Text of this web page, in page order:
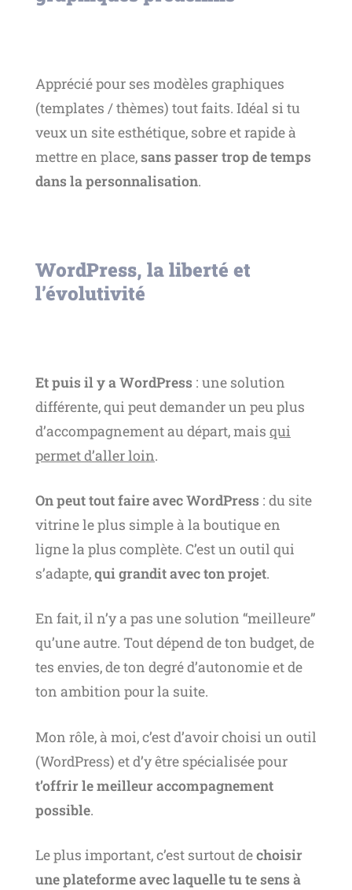
Apprécié pour ses modèles graphiques
(templates / thèmes) tout faits. Idéal si tu
veux un site esthétique, sobre et rapide à
mettre en place, sans passer trop de temps
dans la personnalisation.
WordPress, la liberté et
l’évolutivité
Et puis il y a WordPress : une solution
différente, qui peut demander un peu plus
d’accompagnement au départ, mais qui
permet d’aller loin.
On peut tout faire avec WordPress : du site
vitrine le plus simple à la boutique en
ligne la plus complète. C’est un outil qui
s’adapte,qui grandit avec ton projet.
En fait, il n’y a pas une solution “meilleure”
qu’une autre. Tout dépend de ton budget, de
tes envies, de ton degré d’autonomie et de
ton ambition pour la suite.
Mon rôle, à moi, c’est d’avoir choisi un outil
(WordPress) et d’y être spécialisée pour
t’offrir le meilleur accompagnement
possible.
Le plus important, c’est surtout dechoisir
une plateforme avec laquelle tu te sens à